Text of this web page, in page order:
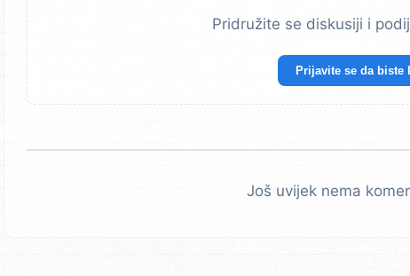
Pridružite se diskusiji i
Prijavite se da biste
Još uvijek nema